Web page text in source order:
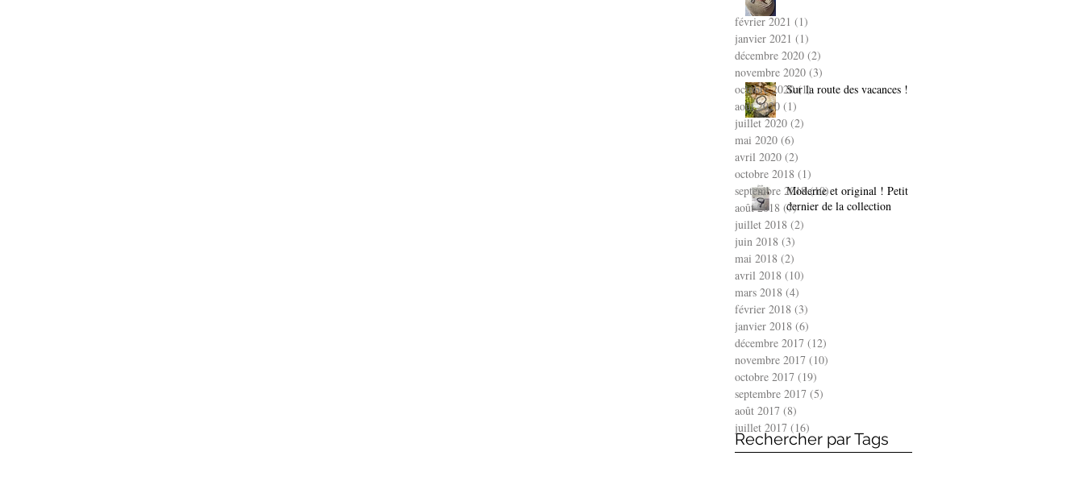
Sur la route des vacances !
Moderne et original ! Petit
dernier de la collection
Rechercher par Tags
février 2021 (1)
janvier 2021 (1)
décembre 2020 (2)
novembre 2020 (3)
octobre 2020 (1)1 post
août 2020 (1)
juillet 2020 (2)
mai 2020 (6)
avril 2020 (2)
octobre 2018 (1)
septembre 2018 (10)10 posts
août 2018 (7)7 posts
juillet 2018 (2)
juin 2018 (3)
mai 2018 (2)
avril 2018 (10)
mars 2018 (4)
février 2018 (3)
janvier 2018 (6)
décembre 2017 (12)
novembre 2017 (10)
octobre 2017 (19)
septembre 2017 (5)
août 2017 (8)
juillet 2017 (16)